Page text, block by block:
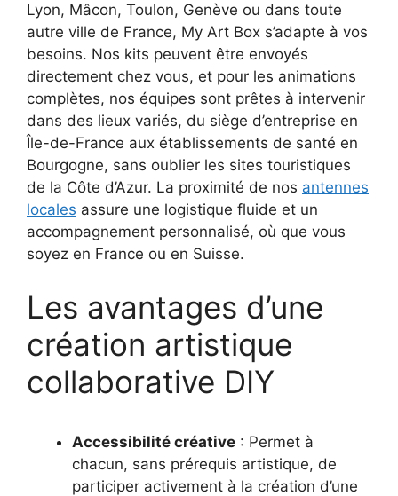
Lyon, Mâcon, Toulon, Genève ou dans toute
autre ville de France, My Art Box s’adapte à vos
besoins. Nos kits peuvent être envoyés
directement chez vous, et pour les animations
complètes, nos équipes sont prêtes à intervenir
dans des lieux variés, du siège d’entreprise en
Île-de-France aux établissements de santé en
Bourgogne, sans oublier les sites touristiques
de la Côte d’Azur. La proximité de nos antennes
locales assure une logistique fluide et un
accompagnement personnalisé, où que vous
soyez en France ou en Suisse.
Les avantages d’une
création artistique
collaborative DIY
Accessibilité créative : Permet à
chacun, sans prérequis artistique, de
participer activement à la création d’une